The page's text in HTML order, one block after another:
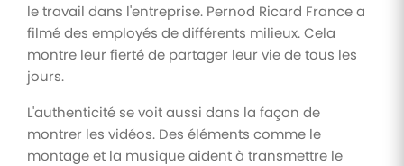
le travail dans l'entreprise. Pernod Ricard France a
filmé des employés de différents milieux. Cela
montre leur fierté de partager leur vie de tous les
jours.
L'authenticité se voit aussi dans la façon de
montrer les vidéos. Des éléments comme le
montage et la musique aident à transmettre le